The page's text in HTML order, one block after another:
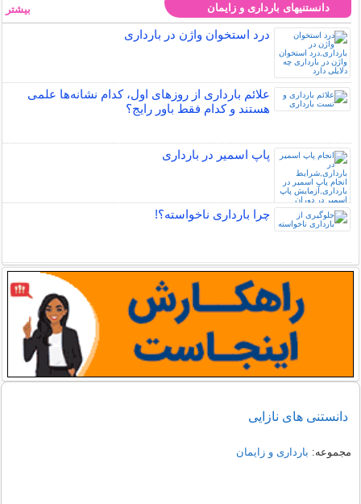
دانستنیهای بارداری و زایمان
درد استخوان واژن در بارداری
علائم بارداری از روزهای اول، کدام نشانه‌ها علمی
هستند و کدام فقط باور رایج؟
پاپ اسمیر در بارداری
چرا بارداری ناخواسته؟!
بیشتر
دانستنی های نازایی
مجموعه: بارداری و زایمان